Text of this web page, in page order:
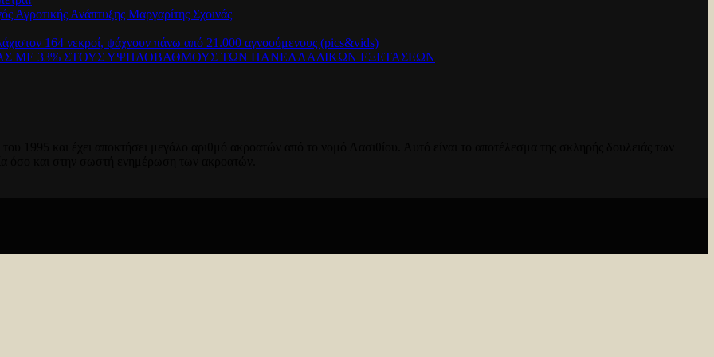
Αγροτικής Ανάπτυξης Μαργαρίτης Σχοινάς
164 νεκροί, ψάχνουν πάνω από 21.000 αγνοούμενους (pics&vids)
ΜΕ 33% ΣΤΟΥΣ ΥΨΗΛΟΒΑΘΜΟΥΣ ΤΩΝ ΠΑΝΕΛΛΑΔΙΚΩΝ ΕΞΕΤΑΣΕΩΝ